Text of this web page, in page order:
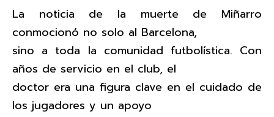
La noticia de la muerte de Miñarro
conmocionó no solo al Barcelona,
sino a toda la comunidad futbolística. Con
años de servicio en el club, el
doctor era una figura clave en el cuidado de
los jugadores y un apoyo